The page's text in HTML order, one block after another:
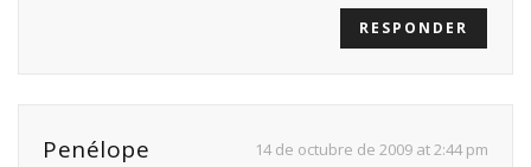
RESPONDER
Penélope 14 de octubre de 2009 at 2:44 pm